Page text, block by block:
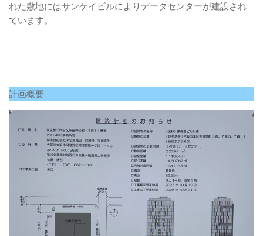
れた敷地にはサンケイビルによりデータセンターが建設され
ています。
計画概要